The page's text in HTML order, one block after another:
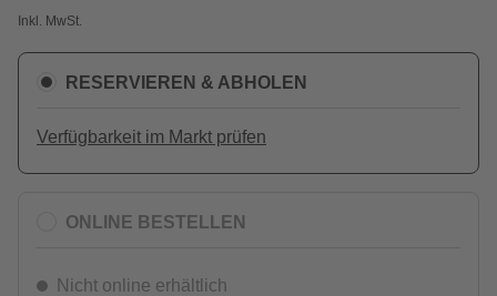
Inkl. MwSt.
RESERVIEREN & ABHOLEN
Verfügbarkeit im Markt prüfen
ONLINE BESTELLEN
Nicht online erhältlich